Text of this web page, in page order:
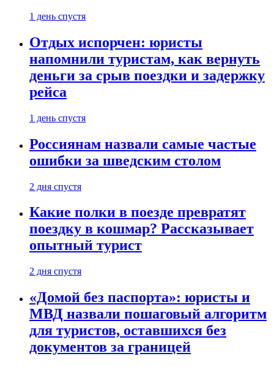
1 день спустя
Отдых испорчен: юристы
напомнили туристам, как вернуть
деньги за срыв поездки и задержку
рейса
1 день спустя
Россиянам назвали самые частые
ошибки за шведским столом
2 дня спустя
Какие полки в поезде превратят
поездку в кошмар? Рассказывает
опытный турист
2 дня спустя
«Домой без паспорта»: юристы и
МВД назвали пошаговый алгоритм
для туристов, оставшихся без
документов за границей